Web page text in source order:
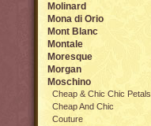
Molinard
Mona di Orio
Mont Blanc
Montale
Moresque
Morgan
Moschino
Cheap & Chic Chic Petals
Cheap And Chic
Couture